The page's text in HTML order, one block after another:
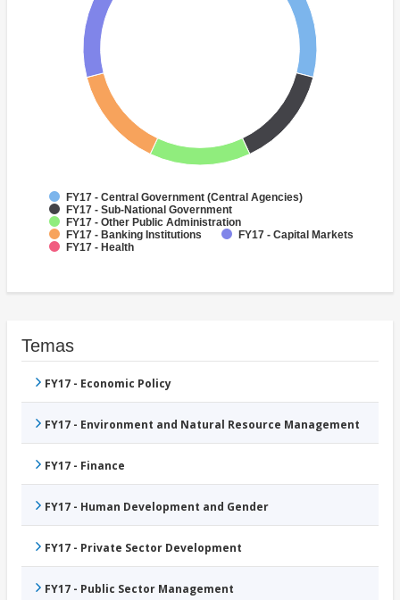
FY17 - Central Government (Central Agencies)
FY17 - Sub-National Government
FY17 - Other Public Administration
FY17 - Banking Institutions
FY17 - Capital Markets
FY17 - Health
Temas
FY17 - Economic Policy
FY17 - Environment and Natural Resource Management
FY17 - Finance
FY17 - Human Development and Gender
FY17 - Private Sector Development
FY17 - Public Sector Management